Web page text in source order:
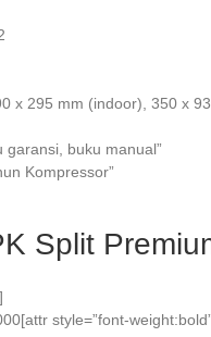
x 295 mm (indoor), 350 x
garansi, buku manual”
Kompressor”
Split
style=”font-